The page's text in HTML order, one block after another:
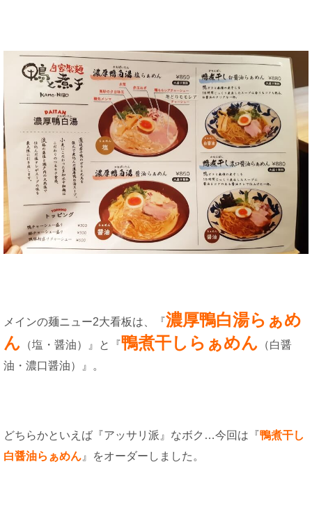
メインの麺ニュー2大看板は、『濃厚鴨白湯らぁめ
ん （塩・醤油）』と『鴨煮干しらぁめん （白醤
油・濃口醤油）』。
どちらかといえば『アッサリ派』なボク…今回は『鴨煮干し
白醤油らぁめん 』をオーダーしました。